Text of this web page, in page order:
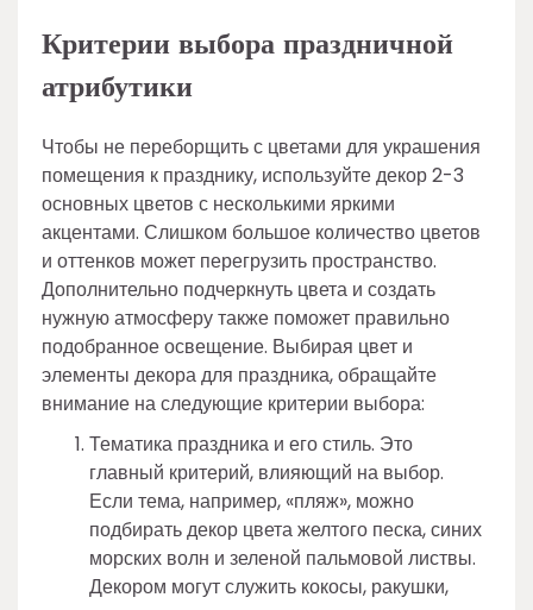
Критерии выбора праздничной
атрибутики
Чтобы не переборщить с цветами для украшения
помещения к празднику, используйте декор 2-3
основных цветов с несколькими яркими
акцентами. Слишком большое количество цветов
и оттенков может перегрузить пространство.
Дополнительно подчеркнуть цвета и создать
нужную атмосферу также поможет правильно
подобранное освещение. Выбирая цвет и
элементы декора для праздника, обращайте
внимание на следующие критерии выбора:
Тематика праздника и его стиль. Это
главный критерий, влияющий на выбор.
Если тема, например, «пляж», можно
подбирать декор цвета желтого песка, синих
морских волн и зеленой пальмовой листвы.
Декором могут служить кокосы, ракушки,